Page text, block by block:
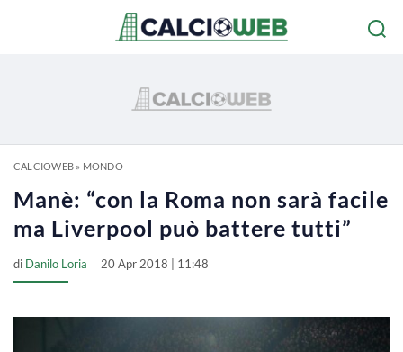
CALCIOWEB» MONDO
Manè: “con la Roma non sarà facile
ma Liverpool può battere tutti”
di Danilo Loria 20 Apr 2018 | 11:48